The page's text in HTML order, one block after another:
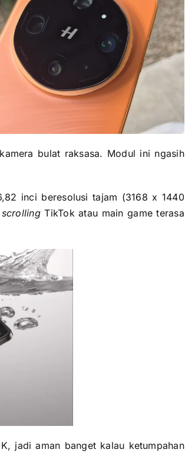
bulat raksasa. Modul ini ngasih
inci beresolusi tajam (3168 x 1440
scrollingTikTok atau main game terasa
jadi aman banget kalau ketumpahan